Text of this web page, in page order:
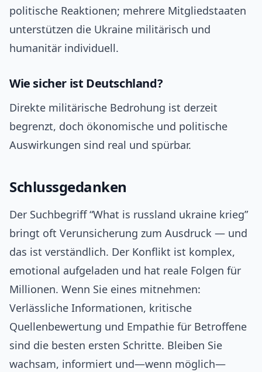
politische Reaktionen; mehrere Mitgliedstaaten
unterstützen die Ukraine militärisch und
humanitär individuell.
Wie sicher ist Deutschland?
Direkte militärische Bedrohung ist derzeit
begrenzt, doch ökonomische und politische
Auswirkungen sind real und spürbar.
Schlussgedanken
Der Suchbegriff “What is russland ukraine krieg”
bringt oft Verunsicherung zum Ausdruck — und
das ist verständlich. Der Konflikt ist komplex,
emotional aufgeladen und hat reale Folgen für
Millionen. Wenn Sie eines mitnehmen:
Verlässliche Informationen, kritische
Quellenbewertung und Empathie für Betroffene
sind die besten ersten Schritte. Bleiben Sie
wachsam, informiert und—wenn möglich—